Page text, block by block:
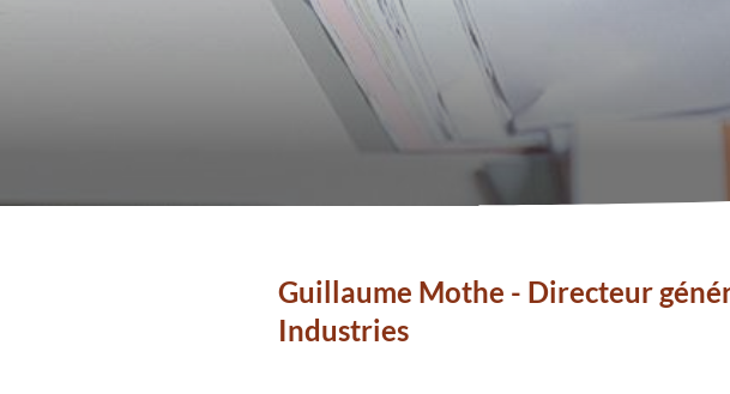
Guillaume Mothe - Directeur
Industries